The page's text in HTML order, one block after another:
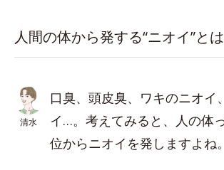
人間の体から発する“ニオイ”と
清水
口臭、頭皮臭、ワキのニオイ
イ…。考えてみると、人の体
位からニオイを発しますよね。